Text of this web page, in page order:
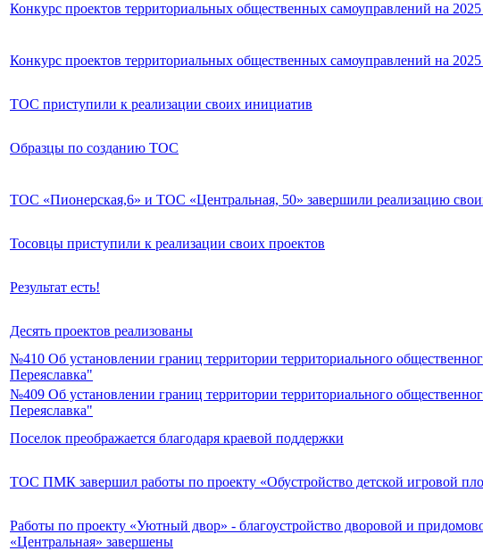
Конкурс проектов территориальных общественных самоуправлений на 2025
Конкурс проектов территориальных общественных самоуправлений на 2025
ТОС приступили к реализации своих инициатив
Образцы по созданию ТОС
ТОС «Пионерская,6» и ТОС «Центральная, 50» завершили реализацию
Тосовцы приступили к реализации своих проектов
Результат есть!
Десять проектов реализованы
№410 Об установлении границ территории территориального
Переяславка"
№409 Об установлении границ территории территориального
Переяславка"
Поселок преображается благодаря краевой поддержки
ТОС ПМК завершил работы по проекту «Обустройство детской игровой
Работы по проекту «Уютный двор» - благоустройство дворовой и
«Центральная» завершены